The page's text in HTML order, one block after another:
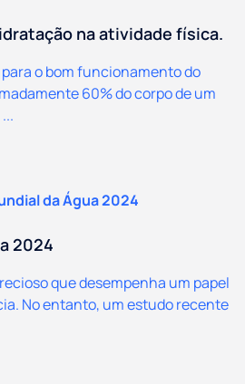
na atividade física.
o bom funcionamento do
60% do corpo de um
2024
que desempenha um papel
No entanto, um estudo recente